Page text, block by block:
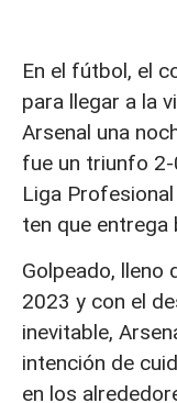
En el fútbol, el
para llegar a la
Arsenal una
fue un triunfo 2-
Liga
ten que entrega
Golpeado, lleno
2023 y con el
inevitable,
intención de
en los